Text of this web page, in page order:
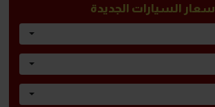
أسعار السيارات الجديدة